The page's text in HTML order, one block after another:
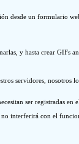
desde un formulario
y hasta crear GIFs
servidores, nosotros
ser registradas
interferirá con el